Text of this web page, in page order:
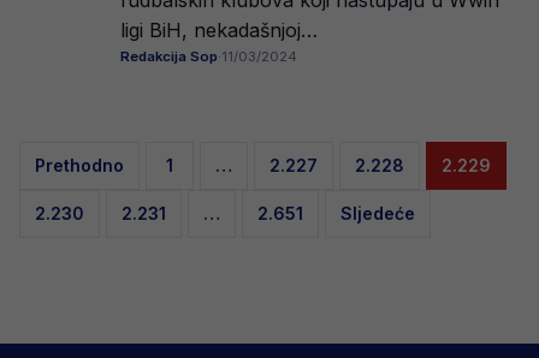
ligi BiH, nekadašnjoj…
Redakcija Sop·11/03/2024
Posts
pagination
Prethodno 1 … 2.227 2.228 2.229
2.230 2.231 … 2.651 Sljedeće